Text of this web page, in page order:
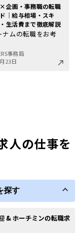
企画・事務職の転職
｜給与相場・スキ
生活費まで徹底解説
ナムの転職をお考
事務局
23日
人の仕事を
探す
& ホーチミンの転職求